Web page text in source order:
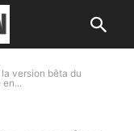
version bêta du
en...